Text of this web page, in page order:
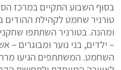
o
k
r
p
p
e
s
t
I
n
בסוף השבוע התקיים במרכז
טורניר שחמט לקהילת ההודים
ומהנה. בטורניר השתתפו
– ילדים, בני נוער ומבוגרים
השחמט. המשתתפים הגיעו